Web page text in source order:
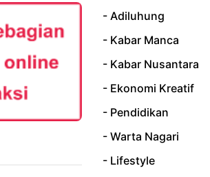
- Adiluhung
- Kabar Manca
- Kabar Nusantara
- Ekonomi Kreatif
- Pendidikan
- Warta Nagari
- Lifestyle